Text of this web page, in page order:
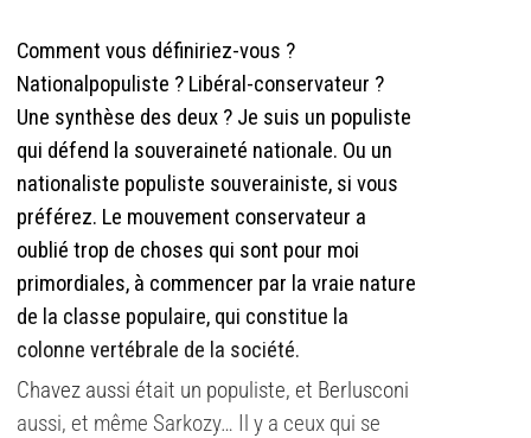
Comment vous définiriez-vous ?
Nationalpopuliste ? Libéral-conservateur ?
Une synthèse des deux ? Je suis un populiste
qui défend la souveraineté nationale. Ou un
nationaliste populiste souverainiste, si vous
préférez. Le mouvement conservateur a
oublié trop de choses qui sont pour moi
primordiales, à commencer par la vraie nature
de la classe populaire, qui constitue la
colonne vertébrale de la société.
Chavez aussi était un populiste, et Berlusconi
aussi, et même Sarkozy… Il y a ceux qui se